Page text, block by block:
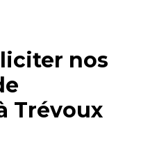
nos
Trévoux